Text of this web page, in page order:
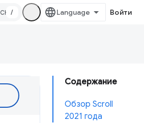
/ Войти
Содержание
Обзор Scroll
2021 года